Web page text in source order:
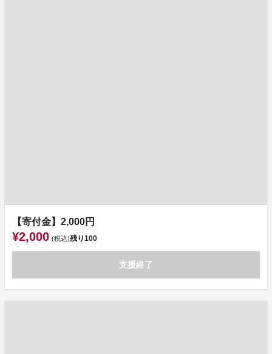
【寄付金】2,000円
¥2,000 (税込)残り100
支援終了